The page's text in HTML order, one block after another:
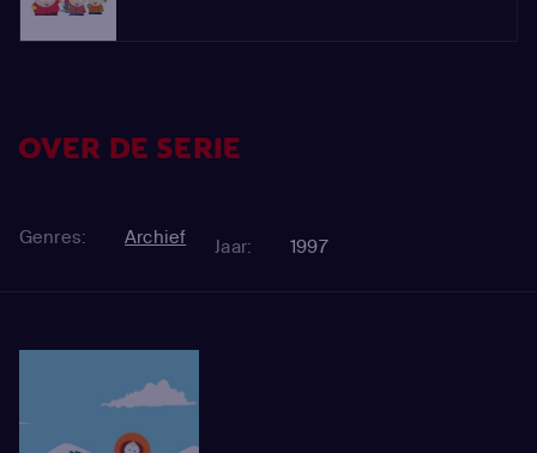
OVER DE SERIE
Genres: Archief Jaar: 1997